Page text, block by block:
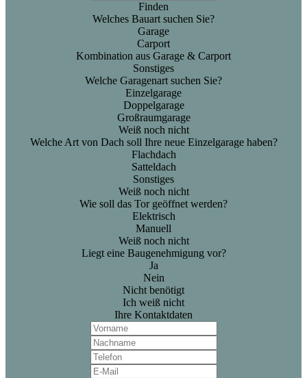
Finden
Welches Bauart suchen Sie?
Garage
Carport
Kombination aus Garage & Carport
Sonstiges
Welche Garagenart suchen Sie?
Einzelgarage
Doppelgarage
Großraumgarage
Weiß noch nicht
Welche Art von Dach soll Ihre neue Einzelgarage haben?
Flachdach
Satteldach
Sonstiges
Weiß noch nicht
Wie soll das Tor geöffnet werden?
Elektrisch
Manuell
Weiß noch nicht
Liegt eine Baugenehmigung vor?
Ja
Nein
Nicht benötigt
Ich weiß nicht
Ihre Kontaktdaten